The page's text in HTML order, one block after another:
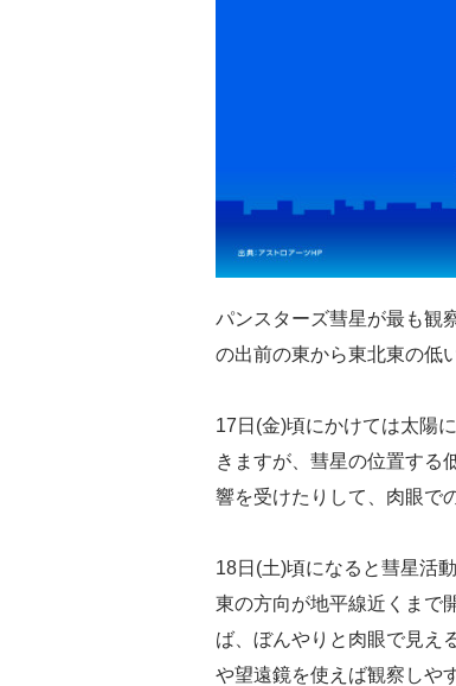
パンスターズ彗星が最も観
の出前の東から東北東の低
17日(金)頃にかけては太陽
きますが、彗星の位置する
響を受けたりして、肉眼で
18日(土)頃になると彗星活
東の方向が地平線近くまで
ば、ぼんやりと肉眼で見え
や望遠鏡を使えば観察しや